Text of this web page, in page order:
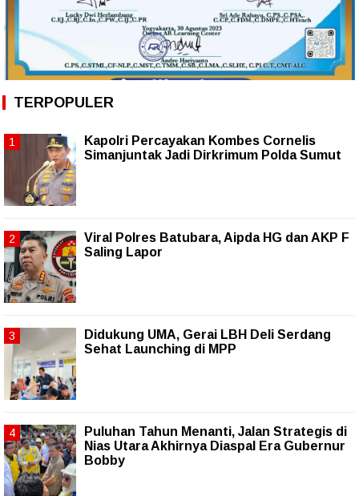
TERPOPULER
Kapolri Percayakan Kombes Cornelis
Simanjuntak Jadi Dirkrimum Polda Sumut
Viral Polres Batubara, Aipda HG dan AKP F
Saling Lapor
Didukung UMA, Gerai LBH Deli Serdang
Sehat Launching di MPP
Puluhan Tahun Menanti, Jalan Strategis di
Nias Utara Akhirnya Diaspal Era Gubernur
Bobby